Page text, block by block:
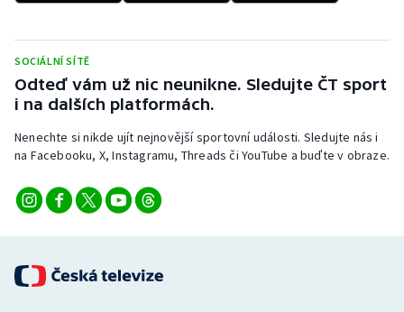
Triatlon
Vodní slalom
Volejbal
SOCIÁLNÍ SÍTĚ
Odteď vám už nic neunikne. Sledujte ČT sport
i na dalších platformách.
Nenechte si nikde ujít nejnovější sportovní události. Sledujte nás i
na Facebooku, X, Instagramu, Threads či YouTube a buďte v obraze.